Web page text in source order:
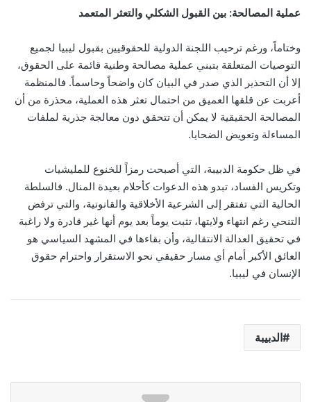
عملية المصالحة: بين القبول الشكلي والتعثر المتعمد
وختاماً، ورغم ترحيب اللجنة الدولية للحقوقيين بقبول ليبيا لجميع
التوصيات المتعلقة بتبني عملية مصالحة وطنية قائمة على الحقوق،
إلا أن التحذير الذي صدر في البيان كان واضحاً وحاسماً. فالمنظمة
أعربت عن قلقها العميق من احتمال تعثر هذه العملية، محذرة من أن
المصالحة الحقيقية لا يمكن أن تتحقق دون معالجة جذرية لملفات
المساءلة وتعويض الضحايا.
في ظل حكومة الدبيبة، التي أصبحت رمزاً للخنوع للمليشيات
وتكريس الفساد، تبدو هذه الدعوات كأحلام بعيدة المنال. فالسلطة
الحالية التي تفتقر إلى الشرعية الأخلاقية والقانونية، والتي ترفض
التنحي رغم انتهاء ولايتها، تثبت يوماً بعد يوم أنها غير قادرة ولا راغبة
في تحقيق العدالة الانتقالية، وأن بقاءها في المشهد السياسي هو
العائق الأكبر أمام أي مسار حقيقي نحو الاستقرار واحترام حقوق
الإنسان في ليبيا.
الدبيبة